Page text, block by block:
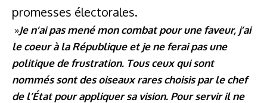
promesses électorales.
»Je n’ai pas mené mon combat pour une faveur, j’ai
le coeur à la République et je ne ferai pas une
politique de frustration. Tous ceux qui sont
nommés sont des oiseaux rares choisis par le chef
de l’État pour appliquer sa vision. Pour servir il ne